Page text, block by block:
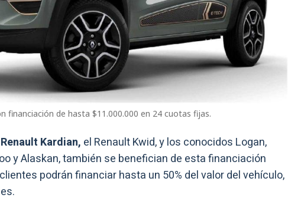
financiación de hasta $11.000.000 en 24 cuotas fijas.
Renault Kardian, el Renault Kwid, y los conocidos Logan,
y Alaskan, también se benefician de esta financiación
podrán financiar hasta un 50% del valor del vehículo,